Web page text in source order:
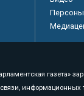
Персоны
газета»
информационных